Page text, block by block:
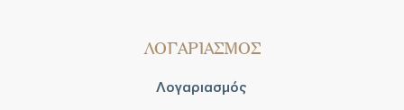
ΛΟΓΑΡΙΑΣΜΟΣ
Λογαριασμός